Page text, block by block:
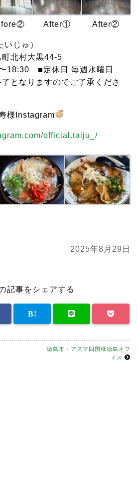
After① After②
じゅ）
北村大黒44-5
18:30 ■定休日 毎週水曜日
となりますのでご了承くださ
様Instagram
official.taiju_/
2025年8月29日
記事をシェアする
徳島市・アズマ四国様徳島オフ
ィス